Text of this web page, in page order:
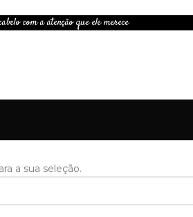
com a atenção que ele merece
a sua seleção.